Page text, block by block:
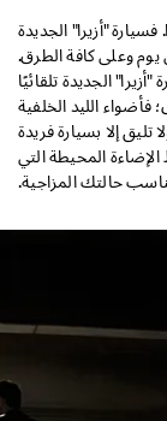
فسيارة "أزيرا" الجديدة
وعلى كافة الطرق.
الجديدة تلقائيًا
فأضواء الليد الخلفية
إلا بسيارة فريدة
المحيطة التي